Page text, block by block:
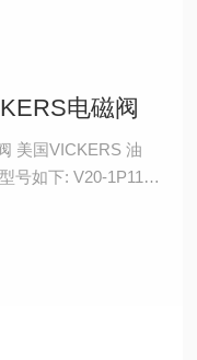
电磁阀
美国VICKERS 油
号如下: V20-1P11P-
BAK-30 VICKERS
电磁阀DGMX2-